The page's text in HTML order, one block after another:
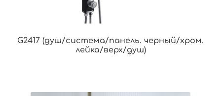
G2417 (душ/система/панель. черный/хром.
лейка/верх/душ)